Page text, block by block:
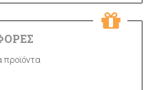
προϊόντα